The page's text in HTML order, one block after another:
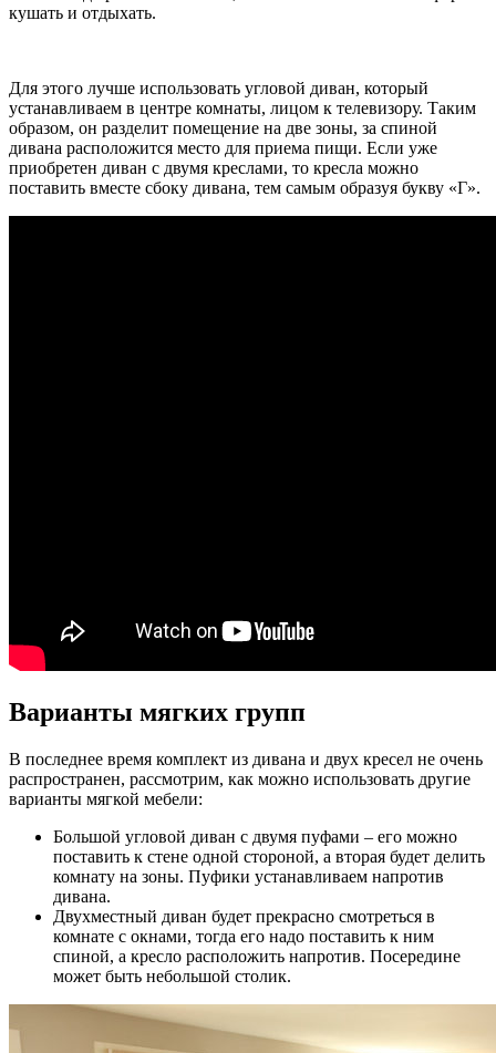
кушать и отдыхать.
Для этого лучше использовать угловой диван, который
устанавливаем в центре комнаты, лицом к телевизору. Таким
образом, он разделит помещение на две зоны, за спиной
дивана расположится место для приема пищи. Если уже
приобретен диван с двумя креслами, то кресла можно
поставить вместе сбоку дивана, тем самым образуя букву «Г».
Варианты мягких групп
В последнее время комплект из дивана и двух кресел не очень
распространен, рассмотрим, как можно использовать другие
варианты мягкой мебели:
Большой угловой диван с двумя пуфами – его можно
поставить к стене одной стороной, а вторая будет делить
комнату на зоны. Пуфики устанавливаем напротив
дивана.
Двухместный диван будет прекрасно смотреться в
комнате с окнами, тогда его надо поставить к ним
спиной, а кресло расположить напротив. Посередине
может быть небольшой столик.